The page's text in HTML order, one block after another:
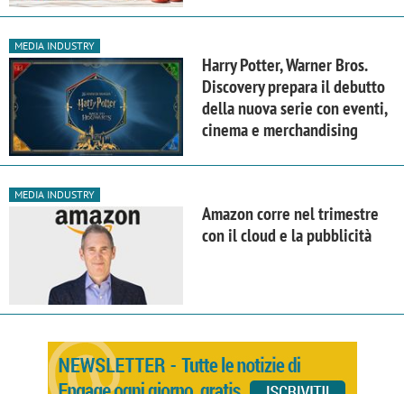
MEDIA INDUSTRY
Harry Potter, Warner Bros.
Discovery prepara il debutto
della nuova serie con eventi,
cinema e merchandising
MEDIA INDUSTRY
Amazon corre nel trimestre
con il cloud e la pubblicità